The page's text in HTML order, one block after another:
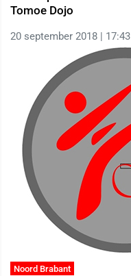
Tomoe Dojo
20 september 2018 | 17:43
Noord Brabant